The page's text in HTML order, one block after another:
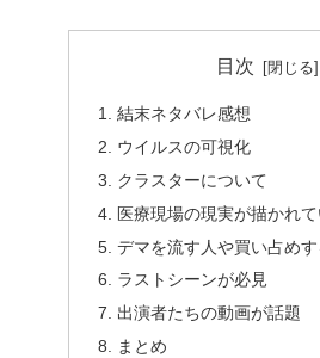
目次
結末ネタバレ感想
ウイルスの可視化
クラスターについて
医療現場の現実が描かれて
デマを流す人や買い占め
ラストシーンが必見
出演者たちの動画が話題
まとめ